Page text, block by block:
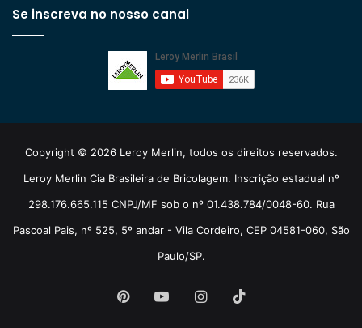
Se inscreva no nosso canal
Copyright © 2026 Leroy Merlin, todos os direitos reservados.
Leroy Merlin Cia Brasileira de Bricolagem. Inscrição estadual nº
298.176.665.115 CNPJ/MF sob o nº 01.438.784/0048-60. Rua
Pascoal Pais, nº 525, 5º andar - Vila Cordeiro, CEP 04581-060, São
Paulo/SP.
PinterestYouTubeInstagram